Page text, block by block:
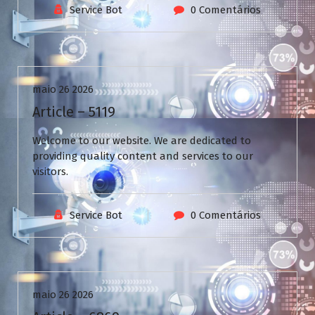
Service Bot 0 Comentários
Uncategorized
maio 26 2026
Article – 5119
Welcome to our website. We are dedicated to
providing quality content and services to our
visitors.
Service Bot 0 Comentários
Uncategorized
maio 26 2026